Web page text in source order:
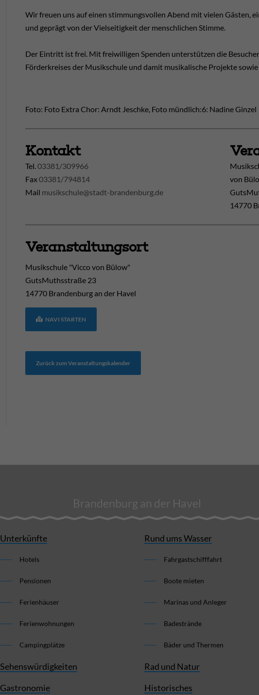
Wir freuen uns auf einen stimmungsvollen Abend mit vielen Gästen,
und geprägt von der Vielseitigkeit der menschlichen Stimme.
Der Eintritt ist frei. Mit freiwilligen Spenden unterstützen die
Förderkreises der Musikschule und damit musikalische Projekte
Foto: Foto Extra Chor: Arndt Jeschke, Foto mündlich:6: Nadine Ginzel
Kontakt
Tel. 03381/309966
Fax03381/794814
Mail musikschule@stadt-brandenburg.de
von
14770
Veranstaltungsort
Musikschule "Vicco von Bülow"
GutsMuthsstraße 23
14770 Brandenburg an der Havel
NAVI STARTEN
Zurück zum Veranstaltungskalender
Brandenburg an der Havel
Unterkünfte
Hotels
Pensionen
Ferienhäuser
Ferienwohnungen
Campingplätze
Sehenswürdigkeiten
Gastronomie
Rund ums Wasser
Fahrgastschifffahrt
Boote mieten
Marinas und Anleger
Badestrände
Bäder und Thermen
Rad und Natur
Historisches